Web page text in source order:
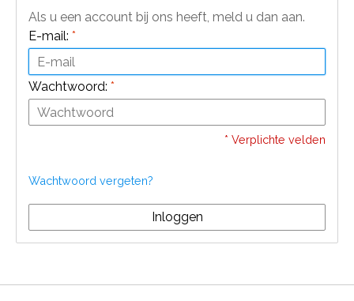
Als u een account bij ons heeft, meld u dan aan.
E-mail: *
Wachtwoord: *
* Verplichte velden
Wachtwoord vergeten?
Inloggen